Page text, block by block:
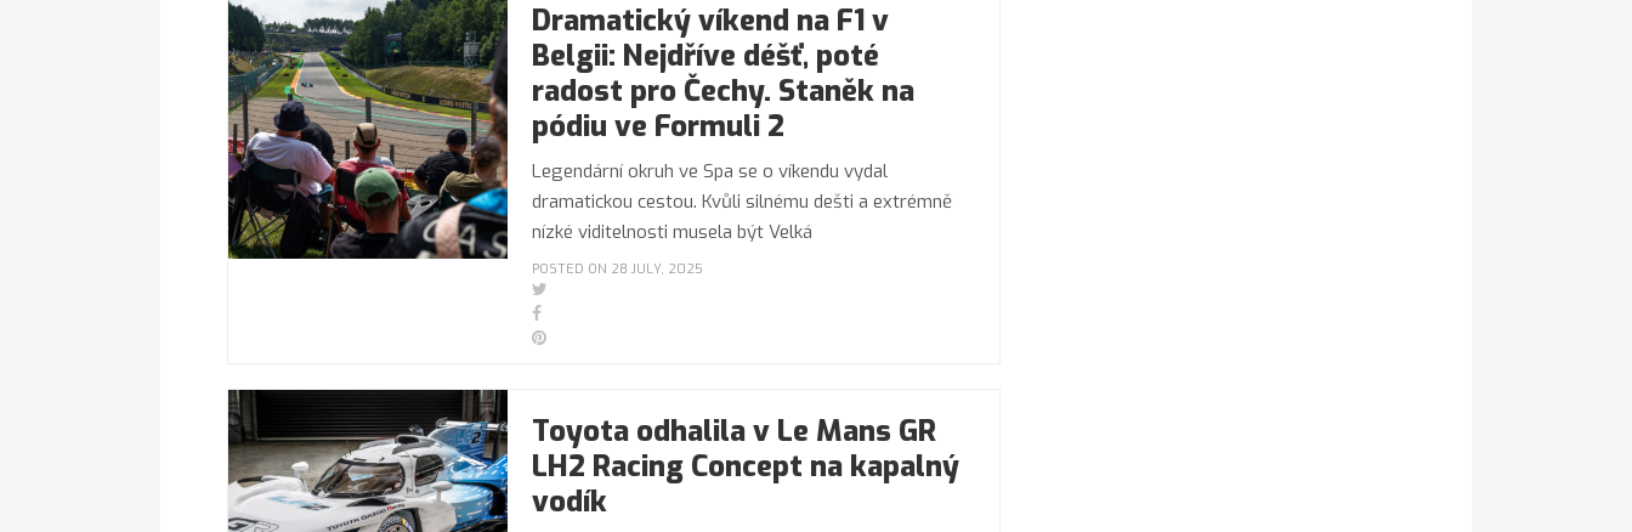
Dramatický víkend na F1 v
Belgii: Nejdříve déšť, poté
radost pro Čechy. Staněk na
pódiu ve Formuli 2
Legendární okruh ve Spa se o víkendu vydal
dramatickou cestou. Kvůli silnému dešti a extrémně
nízké viditelnosti musela být Velká
POSTED ON 28 JULY, 2025
Toyota odhalila v Le Mans GR
LH2 Racing Concept na kapalný
vodík